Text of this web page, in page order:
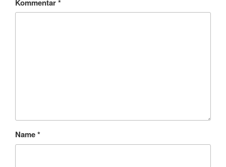
Kommentar*
Name*